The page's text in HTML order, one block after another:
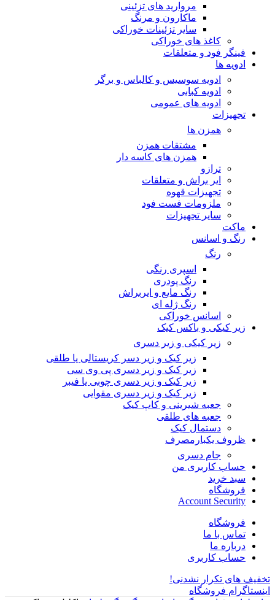
مروارید های تزئینی
ماکارون و مرنگ
سایر تزئینات خوراکی
کاغذ های خوراکی
فینگر فود و متعلقات
ادویه ها
ادویه سوسیس و کالباس و برگر
ادویه کبابی
ادویه های عمومی
تجهیزات
همزن ها
مشتقات همزن
همزن های کاسه دار
ترازو
ایر براش و متعلقات
تجهیزات قهوه
ملزومات فست فود
سایر تجهیزات
ماکت
رنگ و اسانس
رنگ
اسپری رنگی
رنگ پودری
رنگ مایع و ایربراش
رنگ ژله ای
اسانس خوراکی
زیر کیکی و باکس کیک
زیر کیکی و زیر دسری
زیر کیک و زیر دسر کریستالی یا طلقی
زیر کیک و زیر دسری پی وی سی
زیر کیک و زیر دسری چوبی یا فیبر
زیر کیک و زیر دسری مقوایی
جعبه شیرینی و کاپ کیک
جعبه های طلقی
دستمال کیک
ظروف یکبارمصرف
جام دسری
حساب کاربری من
سبد خرید
فروشگاه
Account Security
فروشگاه
تماس با ما
درباره ما
حساب کاربری
تخفیف های تکرار نشدنی!
اینستاگرام فروشگاه